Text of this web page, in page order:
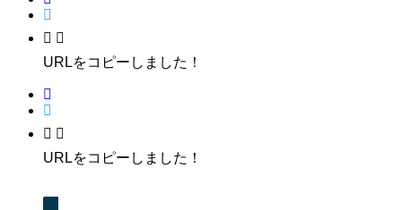
URLをコピーしました！
URLをコピーしました！